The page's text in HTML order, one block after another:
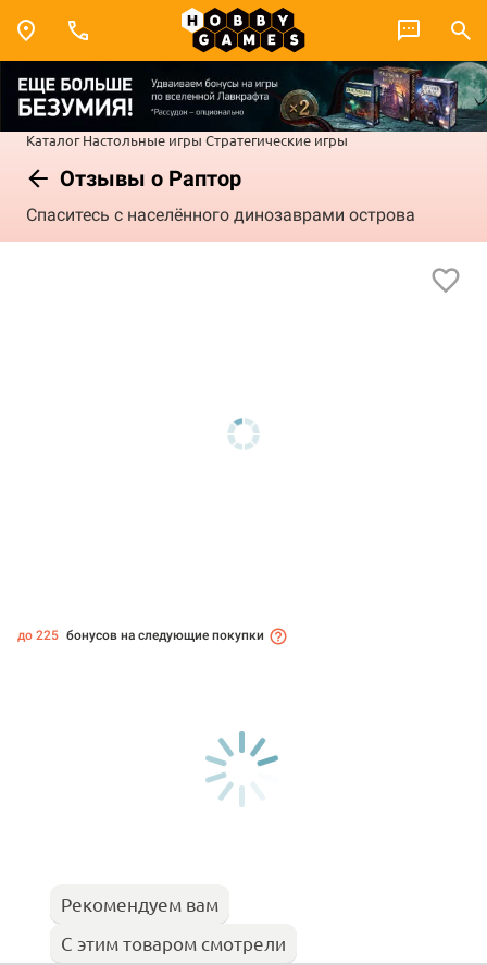
Каталог Настольные игры Стратегические игры
Отзывы о Раптор
Спаситесь с населённого динозаврами острова
до 225 бонусов на следующие покупки
Рекомендуем вам
С этим товаром смотрели